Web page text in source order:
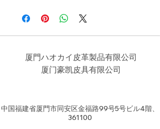
厦門ハオカイ皮革製品有限公司
​厦门豪凯皮具有限公司
中国福建省厦門市同安区金福路99号5号ビル4階、
361100